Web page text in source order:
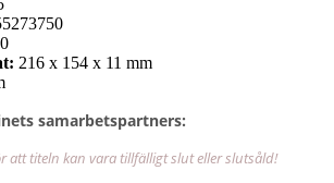
216 x 154 x 11 mm
samarbetspartners:
att titeln kan vara tillfälligt slut eller slutsåld!